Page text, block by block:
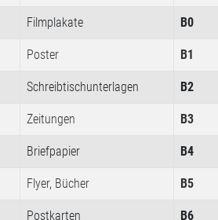
Filmplakate B0
Poster B1
Schreibtischunterlagen B2
Zeitungen B3
Briefpapier B4
Flyer, Bücher B5
Postkarten B6